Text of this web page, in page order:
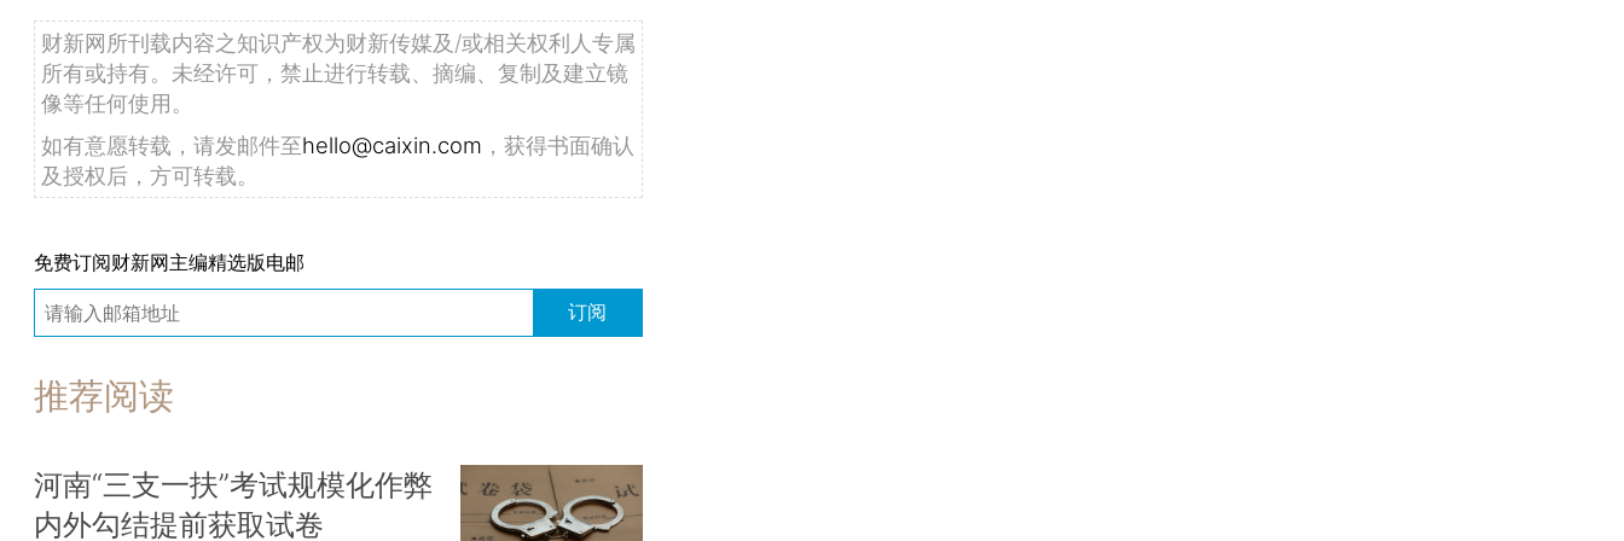
财新网所刊载内容之知识产权为财新传媒及/或相关权利人专属
所有或持有。未经许可，禁止进行转载、摘编、复制及建立镜
像等任何使用。
如有意愿转载，请发邮件至hello@caixin.com ，获得书面确认
及授权后，方可转载。
免费订阅财新网主编精选版电邮
订阅
推荐阅读
河南“三支一扶”考试规模化作弊
内外勾结提前获取试卷